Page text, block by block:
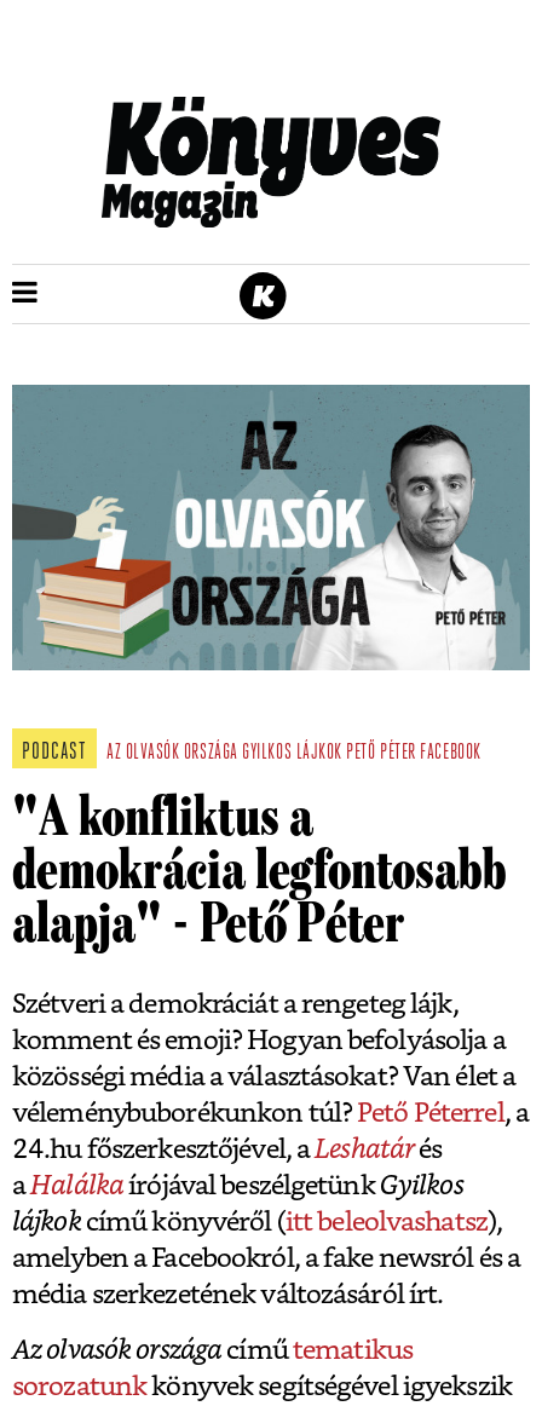
PODCAST AZ OLVASÓK ORSZÁGA GYILKOS LÁJKOK PETŐ PÉTER FACEBOOK
"A konfliktus a
demokrácia legfontosabb
alapja" - Pető Péter
Szétveri a demokráciát a rengeteg lájk,
komment és emoji? Hogyan befolyásolja a
közösségi média a választásokat? Van élet a
véleménybuborékunkon túl? Pető Péterrel, a
24.hu főszerkesztőjével, aLeshatárés
aHalálkaírójával beszélgetünkGyilkos
lájkokcímű könyvéről (itt beleolvashatsz),
amelyben a Facebookról, a fake newsról és a
média szerkezetének változásáról írt.
Az olvasók országa címűtematikus
sorozatunkkönyvek segítségével igyekszik